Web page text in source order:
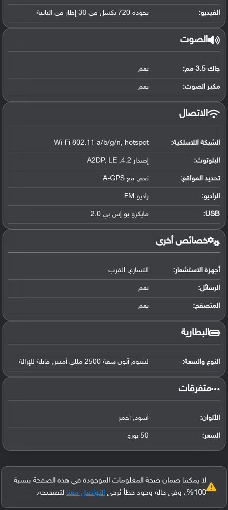
الفيديو: بجودة 720 بكسل في 30 إطار في الثانية
الصوت
جاك 3.5 مم: نعم
مكبر الصوت: نعم
الاتصال
الشبكة اللاسلكية: Wi-Fi 802.11 a/b/g/n, hotspot
البلوتوث: إصدار 4.2, A2DP, LE
تحديد المواقع: نعم, مع A-GPS
الراديو: راديو FM
USB
: مايكرو يو إس بي 2.0
خصائص أخرى
أجهزة الاستشعار: التسارع, القرب
الرسائل: نعم
المتصفح: نعم
البطارية
النوع والسعة: ليثيوم آيون سعة 2500 مللي أمبير, قابلة للإزالة
‏متفرقات‏
الألوان: أسود, أحمر
السعر: 50 يورو
لا يمكننا ضمان صحة المعلومات الموجودة في هذه الصفحة بنسبة
100%، وفي حالة وجود خطأ يُرجى
التواصل معنا لتصحيحه.